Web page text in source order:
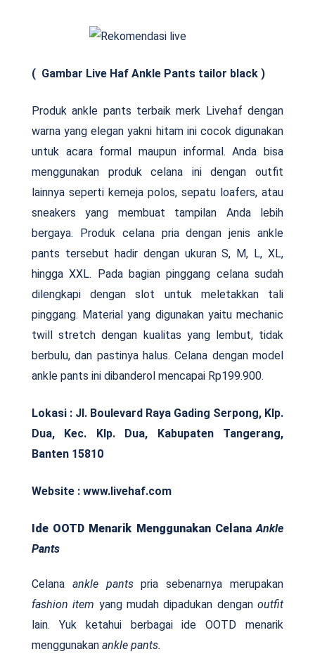
( Gambar Live Haf Ankle Pants tailor black )
Produk ankle pants terbaik merk Livehaf dengan
warna yang elegan yakni hitam ini cocok digunakan
untuk acara formal maupun informal. Anda bisa
menggunakan produk celana ini dengan outfit
lainnya seperti kemeja polos, sepatu loafers, atau
sneakers yang membuat tampilan Anda lebih
bergaya. Produk celana pria dengan jenis ankle
pants tersebut hadir dengan ukuran S, M, L, XL,
hingga XXL. Pada bagian pinggang celana sudah
dilengkapi dengan slot untuk meletakkan tali
pinggang. Material yang digunakan yaitu mechanic
twill stretch dengan kualitas yang lembut, tidak
berbulu, dan pastinya halus. Celana dengan model
ankle pants ini dibanderol mencapai Rp199.900.
Lokasi : Jl. Boulevard Raya Gading Serpong, Klp.
Dua, Kec. Klp. Dua, Kabupaten Tangerang,
Banten 15810
Website : www.livehaf.com
Ide OOTD Menarik Menggunakan CelanaAnkle
Pants
Celana ankle pantspria sebenarnya merupakan
fashion item yang mudah dipadukan denganoutfit
lain. Yuk ketahui berbagai ide OOTD menarik
menggunakan ankle pants.